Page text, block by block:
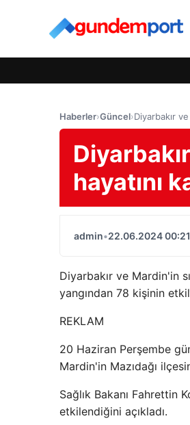
Haberler›Güncel›Diyarbakır
hayatını
admin•22.06.2024 00:21
Diyarbakır ve Mardin'in
yangından 78 kişinin
REKLAM
20 Haziran Perşembe
Mardin'in Mazıdağı
Sağlık Bakanı Fahrettin
etkilendiğini açıkladı.